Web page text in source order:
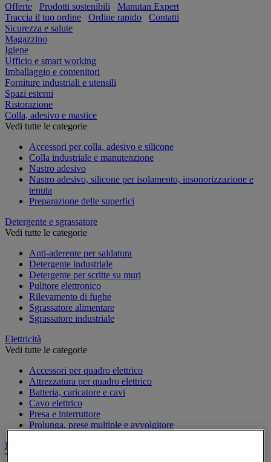
Offerte Prodotti sostenibili
Manutan Expert
Traccia il tuo ordine
Ordine rapido
Contatti
Sicurezza e salute
Magazzino
Igiene
Ufficio e smart working
Imballaggio e contenitori
Forniture industriali e utensili
Spazi esterni
Ristorazione
Colla, adesivo e mastice
Vedi tutte le categorie
Accessori per colla, adesivo e silicone
Colla industriale e manutenzione
Nastro adesivo
Nastro adesivo, silicone per isolamento, insonorizzazione e
tenuta
Preparazione delle superfici
Detergente e sgrassatore
Vedi tutte le categorie
Anti-aderente per saldatura
Detergente industriale
Detergente per scritte su muri
Pulitore elettronico
Rilevamento di fughe
Sgrassatore alimentare
Sgrassatore industriale
Elettricità
Vedi tutte le categorie
Accessori per quadro elettrico
Attrezzatura per quadro elettrico
Batteria, caricatore e cavi
Cavo elettrico
Presa e interruttore
Prolunga, prese multiple e avvolgitore
Illuminazione
Vedi tutte le categorie